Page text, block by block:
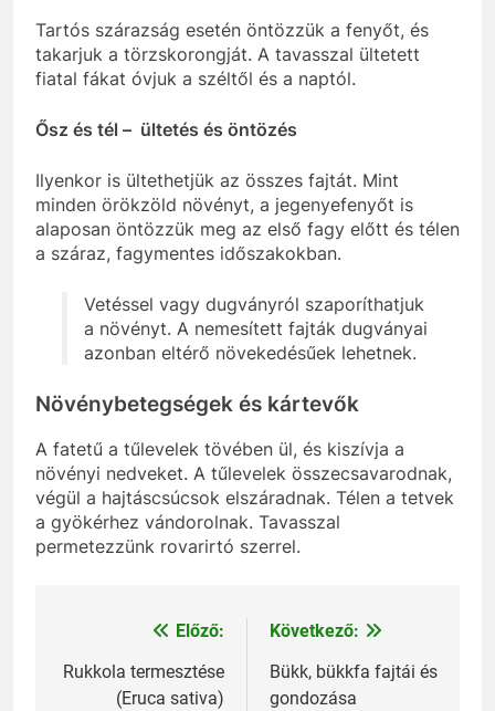
Tartós szárazság esetén öntözzük a fenyőt, és
takarjuk a törzskorongját. A tavasszal ültetett
fiatal fákat óvjuk a széltől és a naptól.
Ősz és tél – ültetés és öntözés
Ilyenkor is ültethetjük az összes fajtát. Mint
minden örökzöld növényt, a jegenyefenyőt is
alaposan öntözzük meg az első fagy előtt és télen
a száraz, fagymentes időszakokban.
Vetéssel vagy dugványról szaporíthatjuk
a növényt. A nemesített fajták dugványai
azonban eltérő növekedésűek lehetnek.
Növénybetegségek és kártevők
A fatetű a tűlevelek tövében ül, és kiszívja a
növényi nedveket. A tűlevelek összecsavarodnak,
végül a hajtáscsúcsok elszáradnak. Télen a tetvek
a gyökérhez vándorolnak. Tavasszal
permetezzünk rovarirtó szerrel.
Bejegyzés
navigáció
Előző:
Rukkola termesztése
(Eruca sativa)
Következő:
Bükk, bükkfa fajtái és
gondozása